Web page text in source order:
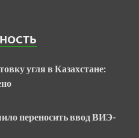
угля в Казахстане:
переносить ввод ВИЭ-